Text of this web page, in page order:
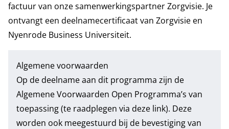
factuur van onze samenwerkingspartner Zorgvisie. Je
ontvangt een deelnamecertificaat van Zorgvisie en
Nyenrode Business Universiteit.
Algemene voorwaarden
Op de deelname aan dit programma zijn de
Algemene Voorwaarden Open Programma’s van
toepassing (te raadplegen via deze link). Deze
worden ook meegestuurd bij de bevestiging van